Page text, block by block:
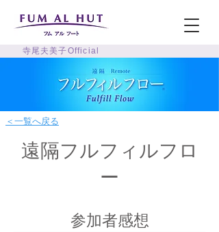
寺尾夫美子Official
＜一覧へ戻る
遠隔フルフィルフロ
ー
参加者感想